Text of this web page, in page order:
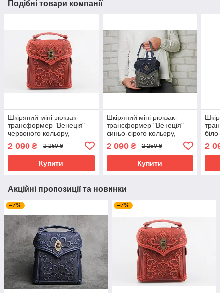
Подібні товари компанії
Шкіряний міні рюкзак-
трансформер "Венеція"
червоного кольору,
2 090 ₴ 2 250 ₴
Купити
Шкіряний міні рюкзак-
трансформер "Венеція"
синьо-сірого кольору,
2 090₴ 2 250 ₴
Купити
2
Акційні пропозиції та новинки
–7% –7%